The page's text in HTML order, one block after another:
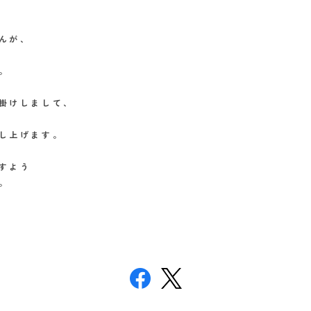
が、
けしまして、
上げます。
よう